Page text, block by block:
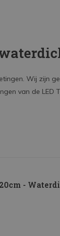
Wij zijn
van de LED
-